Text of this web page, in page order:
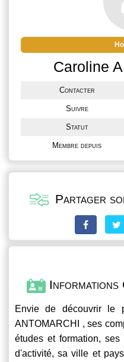
studio au
Caroline
Contacter
Suivre
Statut
Membre depuis
Partager
Informations
Envie de découvrir le
ANTOMARCHI , ses
études et formation,
d'activité, sa ville et